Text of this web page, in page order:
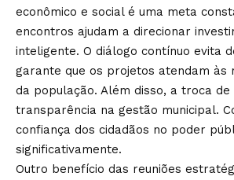
econômico e social é uma meta
encontros ajudam a direcionar
inteligente. O diálogo contínuo evita
garante que os projetos atendam às
da população. Além disso, a troca
transparência na gestão municipal.
confiança dos cidadãos no poder
significativamente.
Outro benefício das reuniões